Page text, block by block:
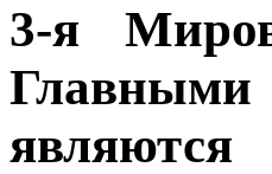
Суть новой
философии
Материалы
3-я